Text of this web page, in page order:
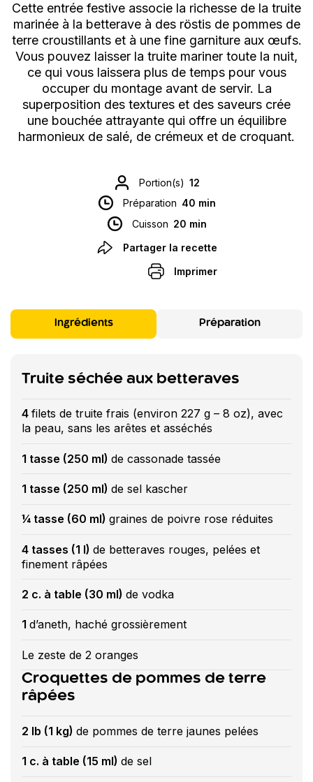
Cette entrée festive associe la richesse de la truite
marinée à la betterave à des röstis de pommes de
terre croustillants et à une fine garniture aux œufs.
Vous pouvez laisser la truite mariner toute la nuit,
ce qui vous laissera plus de temps pour vous
occuper du montage avant de servir. La
superposition des textures et des saveurs crée
une bouchée attrayante qui offre un équilibre
harmonieux de salé, de crémeux et de croquant.
Portion(s) 12
Préparation 40 min
Cuisson 20 min
Partager la recette
Imprimer
Ingrédients Préparation
Truite séchée aux betteraves
4 filets de truite frais (environ 227 g – 8 oz), avec
la peau, sans les arêtes et asséchés
1 tasse (250 ml) de cassonade tassée
1 tasse (250 ml) de sel kascher
¼ tasse (60 ml) graines de poivre rose réduites
4 tasses (1 l) de betteraves rouges, pelées et
finement râpées
2 c. à table (30 ml) de vodka
1 d’aneth, haché grossièrement
Le zeste de 2 oranges
Croquettes de pommes de terre
râpées
2 lb (1 kg) de pommes de terre jaunes pelées
1 c. à table (15 ml) de sel